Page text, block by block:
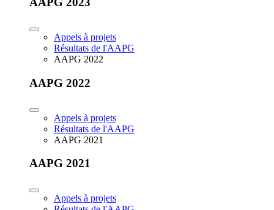
Appels à projets
Résultats de l'AAPG
AAPG 2022
AAPG 2022
Appels à projets
Résultats de l'AAPG
AAPG 2021
AAPG 2021
Appels à projets